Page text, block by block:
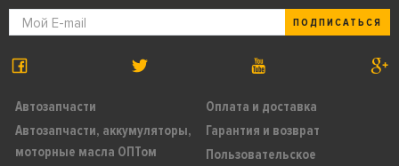
Автозапчасти
Автозапчасти, аккумуляторы,
моторные масла ОПТом
Оплата и доставка
Гарантия и возврат
Пользовательское
ПОДПИСАТЬСЯ